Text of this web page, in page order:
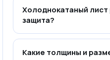
Холоднокатаный
защита?
Какие толщины и